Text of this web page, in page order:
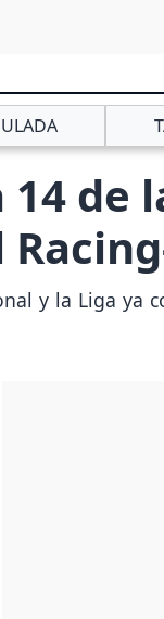
de
y la Liga ya